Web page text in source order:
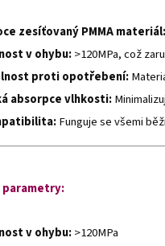
zesíťovaný PMMA materiál:
v ohybu:>120MPa, což
proti opotřebení:
absorpce vlhkosti:
Funguje se všemi
parametry:
v ohybu:>120MPa